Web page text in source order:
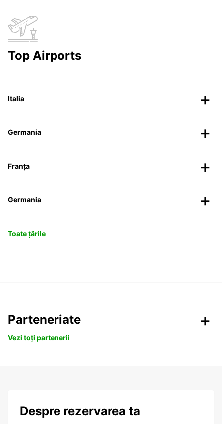
Top Airports
Italia
Germania
Franța
Germania
Toate țările
Parteneriate
Vezi toți partenerii
Despre rezervarea ta